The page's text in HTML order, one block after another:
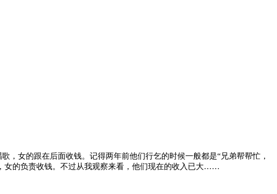
女的跟在后面收钱。记得两年前他们行乞的时候一般都是“兄弟帮帮忙，
女的负责收钱。不过从我观察来看，他们现在的收入已大……